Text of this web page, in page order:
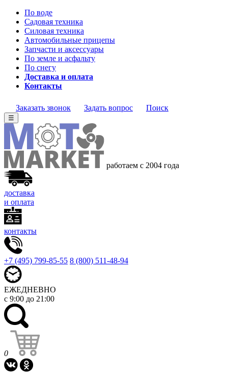
По воде
Садовая техника
Силовая техника
Автомобильные прицепы
Запчасти и аксессуары
По земле и асфальту
По снегу
Доставка и оплата
Контакты
Заказать звонок Задать вопрос Поиск
☰
работаем с 2004 года
доставка
и оплата
контакты
+7 (495) 799-85-55 8 (800) 511-48-94
ЕЖЕДНЕВНО
с 9:00 до 21:00
0